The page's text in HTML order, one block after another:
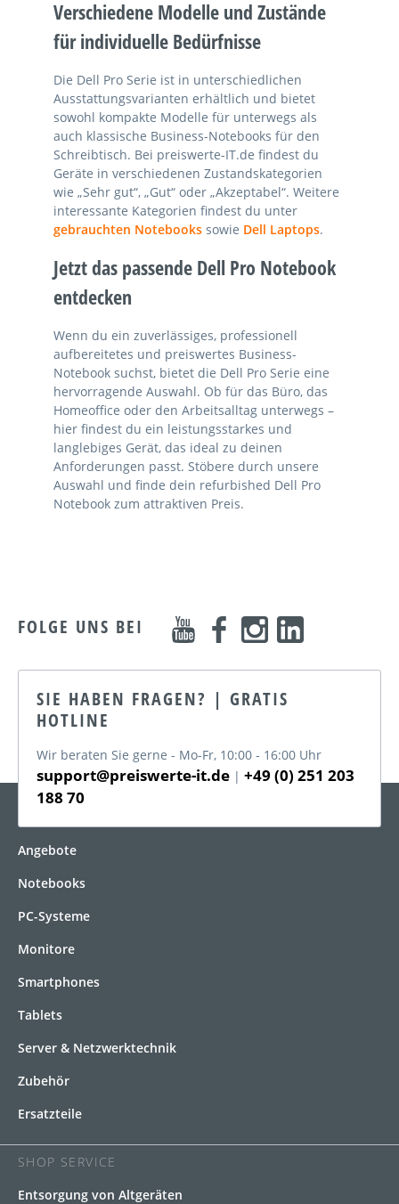
Verschiedene Modelle und Zustände
für individuelle Bedürfnisse
Die Dell Pro Serie ist in unterschiedlichen
Ausstattungsvarianten erhältlich und bietet
sowohl kompakte Modelle für unterwegs als
auch klassische Business-Notebooks für den
Schreibtisch. Bei preiswerte-IT.de findest du
Geräte in verschiedenen Zustandskategorien
wie „Sehr gut“, „Gut“ oder „Akzeptabel“. Weitere
interessante Kategorien findest du unter
gebrauchten Notebooks sowie Dell Laptops.
Jetzt das passende Dell Pro Notebook
entdecken
Wenn du ein zuverlässiges, professionell
aufbereitetes und preiswertes Business-
Notebook suchst, bietet die Dell Pro Serie eine
hervorragende Auswahl. Ob für das Büro, das
Homeoffice oder den Arbeitsalltag unterwegs –
hier findest du ein leistungsstarkes und
langlebiges Gerät, das ideal zu deinen
Anforderungen passt. Stöbere durch unsere
Auswahl und finde dein refurbished Dell Pro
Notebook zum attraktiven Preis.
FOLGE UNS BEI
SIE HABEN FRAGEN? | GRATIS
HOTLINE
Wir beraten Sie gerne - Mo-Fr, 10:00 - 16:00 Uhr
support@preiswerte-it.de | +49 (0) 251 203
188 70
Angebote
Notebooks
PC-Systeme
Monitore
Smartphones
Tablets
Server & Netzwerktechnik
Zubehör
Ersatzteile
SHOP SERVICE
Entsorgung von Altgeräten